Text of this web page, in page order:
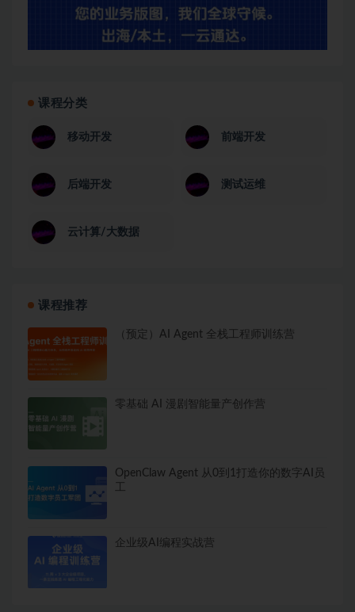
课程分类
移动开发 前端开发
后端开发 测试运维
云计算/大数据
课程推荐
（预定）AI Agent 全栈工程师训练营
零基础 AI 漫剧智能量产创作营
OpenClaw Agent 从0到1打造你的数字AI员
工
企业级AI编程实战营